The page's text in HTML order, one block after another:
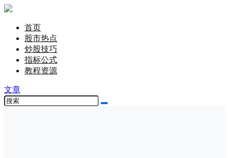
首页
股市热点
炒股技巧
指标公式
教程资源
文章